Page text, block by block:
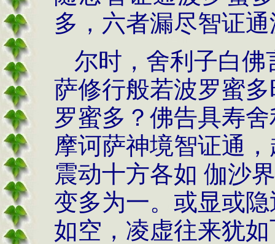
多，六者漏尽智证
尔时，舍利子白
萨修行般若波罗蜜
罗蜜多？佛告具寿
摩诃萨神境智证通
震动十方各如 伽沙
变多为一。或显或
如空，凌虚往来犹